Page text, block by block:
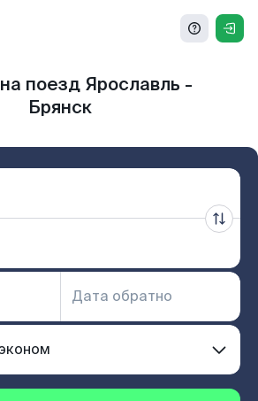
поезд Ярославль -
Брянск